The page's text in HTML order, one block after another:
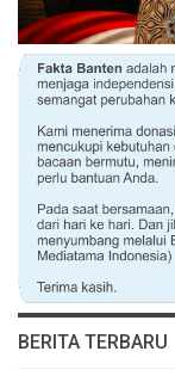
BERITA TERBARU